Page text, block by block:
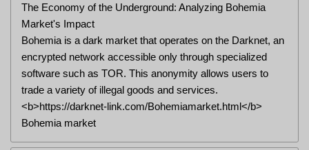
The Economy of the Underground: Analyzing Bohemia
Market's Impact
Bohemia is a dark market that operates on the Darknet, an
encrypted network accessible only through specialized
software such as TOR. This anonymity allows users to
trade a variety of illegal goods and services.
<b>https://darknet-link.com/Bohemiamarket.html</b>
Bohemia market